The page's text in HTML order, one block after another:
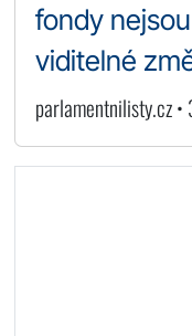
fondy
viditelné
parlamentnilisty.cz